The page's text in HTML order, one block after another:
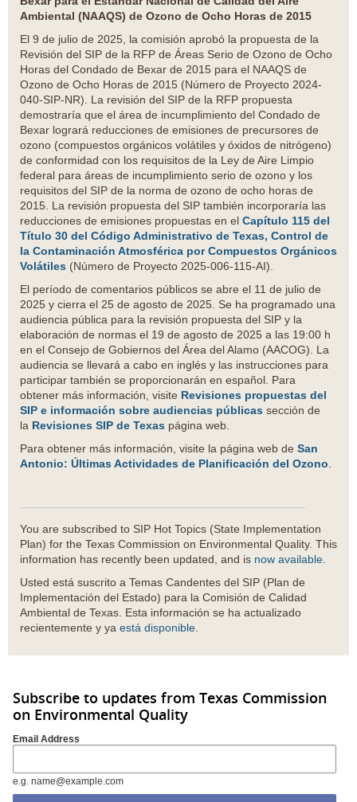
Ambiental (NAAQS) de Ozono de Ocho Horas de 2015
El 9 de julio de 2025, la comisión aprobó la propuesta de la
Revisión del SIP de la RFP de Áreas Serio de Ozono de Ocho
Horas del Condado de Bexar de 2015 para el NAAQS de
Ozono de Ocho Horas de 2015 (Número de Proyecto 2024-
040-SIP-NR). La revisión del SIP de la RFP propuesta
demostraría que el área de incumplimiento del Condado de
Bexar logrará reducciones de emisiones de precursores de
ozono (compuestos orgánicos volátiles y óxidos de nitrógeno)
de conformidad con los requisitos de la Ley de Aire Limpio
federal para áreas de incumplimiento serio de ozono y los
requisitos del SIP de la norma de ozono de ocho horas de
2015. La revisión propuesta del SIP también incorporaría las
reducciones de emisiones propuestas en el Capítulo 115 del
Título 30 del Código Administrativo de Texas, Control de
la Contaminación Atmosférica por Compuestos Orgánicos
Volátiles (Número de Proyecto 2025-006-115-AI).
El período de comentarios públicos se abre el 11 de julio de
2025 y cierra el 25 de agosto de 2025. Se ha programado una
audiencia pública para la revisión propuesta del SIP y la
elaboración de normas el 19 de agosto de 2025 a las 19:00 h
en el Consejo de Gobiernos del Área del Alamo (AACOG). La
audiencia se llevará a cabo en inglés y las instrucciones para
participar también se proporcionarán en español. Para
obtener más información, visite Revisiones propuestas del
SIP e información sobre audiencias públicas sección de
la Revisiones SIP de Texas página web.
Para obtener más información, visite la página web de San
Antonio: Últimas Actividades de Planificación del Ozono
You are subscribed to SIP Hot Topics (State Implementation
Plan) for the Texas Commission on Environmental Quality. This
information has recently been updated, and is now available
Usted está suscrito a Temas Candentes del SIP (Plan de
Implementación del Estado) para la Comisión de Calidad
Ambiental de Texas. Esta información se ha actualizado
recientemente y ya está disponible
Subscribe to updates from Texas Commission
on Environmental Quality
Email Address
e.g. name@example.com